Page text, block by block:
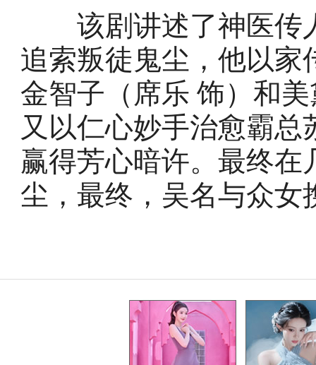
该剧讲述了神医传
追索叛徒鬼尘，他以家
金智子（席乐 饰）和
又以仁心妙手治愈霸
赢得芳心暗许。最终
尘，最终，吴名与众女